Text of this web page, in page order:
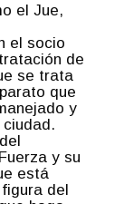
el Jue,
el socio
de
se trata
que
y
y su
está
del